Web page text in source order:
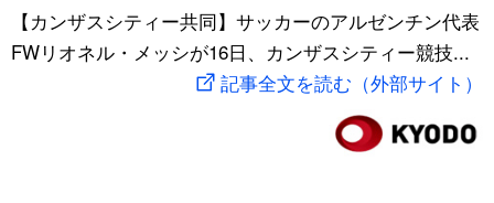
社会
旅と暮らし
暮らし
【カンザスシティー共同】サッカーのアルゼンチン代表
FWリオネル・メッシが16日、カンザスシティー競技...
記事全文を読む（外部サイト）